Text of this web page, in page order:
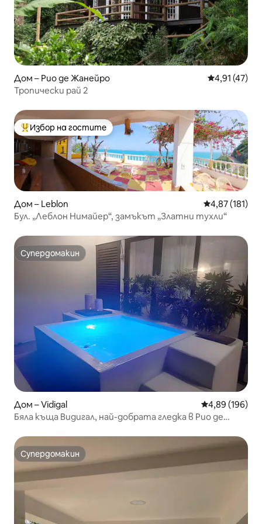
Дом – Рио де Жанейро Средна
4,91 (47)
Тропически рай 2
Най-популярен избор на гостите
Избор на гостите
Дом – Leblon Средна
4,87 (181)
Бул. „Леблон Нимайер“, замъкът „Златни тухли“
Супердомакин
Супердомакин
Дом – Vidigal Средна
4,89 (196)
Бяла къща Видигал, най-добрата гледка в Рио де
Супердомакин
Супердомакин